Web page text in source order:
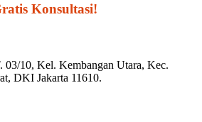
Konsultasi!
10, Kel. Kembangan Utara, Kec.
DKI Jakarta 11610.